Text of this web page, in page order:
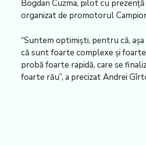
Bogdan Cuzma, pilot cu
organizat de promotorul
“Suntem optimişti, pentru că,
că sunt foarte complexe şi
probă foarte rapidă, care se
foarte rău”, a precizat Andrei